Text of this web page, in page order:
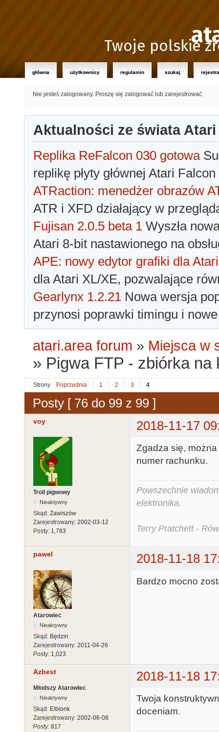
Twoje polskie
główna użytkownicy regulamin szukaj
Nie jesteś zalogowany. Proszę się zalogować lub zarejestrować.
Aktualności ze świata Atari
Replika ReFalcon 030 gotowa
replikę płyty głównej Atari
ATRaction: menedżer obrazów
ATR i XFD działający w
Fujisan 2.0.5 beta 1 Wyszła
Atari 8-bit nastawionego na
APE: nowy edytor grafiki dla Atari
dla Atari XL/XE, pozwalające
Gearlynx 1.2.21 Nowa wersja
przynosi poprawki timingu i
atari.area forum » Miejsca w
» Pigwa FTP - zbiórka
Strony Poprzednia 1 2 3 4
Posty [ 76 do 99 z 99 ]
voy 2018-11-17
Troll pigwowy
Nieaktywny
Skąd: Zawiszów
Zarejestrowany: 2002-03-12
Posty: 1,783
Zgadza się,
numer rachunku.
Powszechnie
elektronika.
Terry Pratchett -
pawel 2018-11-18
Atarowiec
Nieaktywny
Skąd: Będzin
Zarejestrowany: 2011-04-26
Posty: 1,023
Bardzo mocno
Azbest 2018-11-18
Młodszy Atarowiec
Nieaktywny
Skąd: Elblonk
Zarejestrowany: 2002-06-08
Posty: 817
Twoja
doceniam.